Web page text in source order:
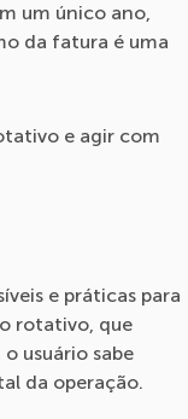
um único ano,
da fatura é uma
e agir com
e práticas para
rotativo, que
usuário sabe
da operação.